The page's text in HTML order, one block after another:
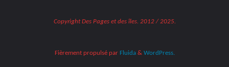
Copyright Des Pages et des îles. 2012 / 2025.
Fièrement propulsé parFluida& WordPress.